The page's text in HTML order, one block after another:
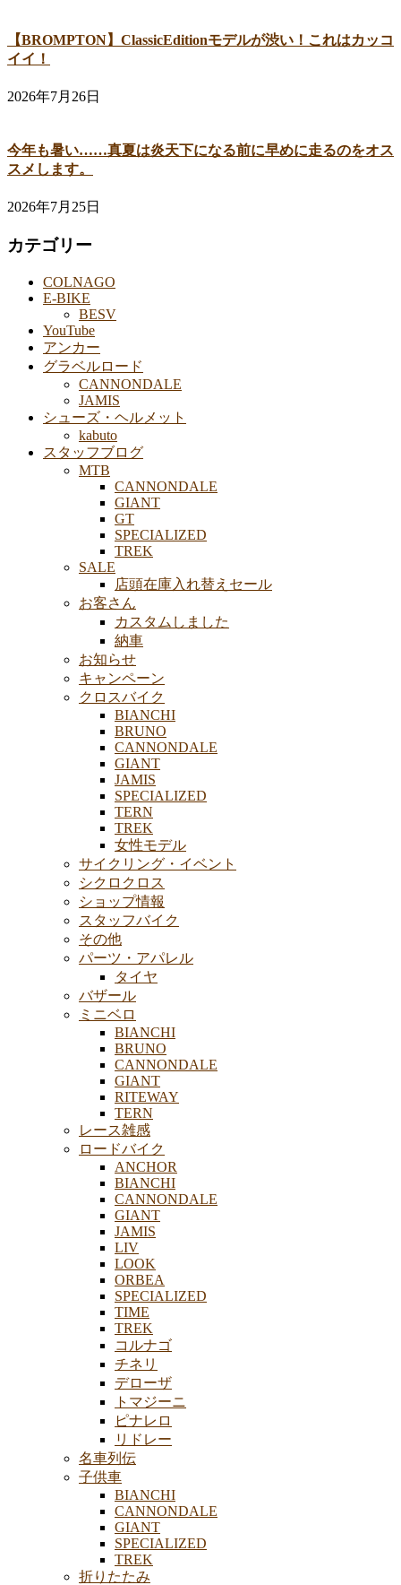
【BROMPTON】ClassicEditionモデルが渋い！これはカッコ
イイ！
2026年7月26日
今年も暑い……真夏は炎天下になる前に早めに走るのをオス
スメします。
2026年7月25日
カテゴリー
COLNAGO
E-BIKE
BESV
YouTube
アンカー
グラベルロード
CANNONDALE
JAMIS
シューズ・ヘルメット
kabuto
スタッフブログ
MTB
CANNONDALE
GIANT
GT
SPECIALIZED
TREK
SALE
店頭在庫入れ替えセール
お客さん
カスタムしました
納車
お知らせ
キャンペーン
クロスバイク
BIANCHI
BRUNO
CANNONDALE
GIANT
JAMIS
SPECIALIZED
TERN
TREK
女性モデル
サイクリング・イベント
シクロクロス
ショップ情報
スタッフバイク
その他
パーツ・アパレル
タイヤ
バザール
ミニベロ
BIANCHI
BRUNO
CANNONDALE
GIANT
RITEWAY
TERN
レース雑感
ロードバイク
ANCHOR
BIANCHI
CANNONDALE
GIANT
JAMIS
LIV
LOOK
ORBEA
SPECIALIZED
TIME
TREK
コルナゴ
チネリ
デローザ
トマジーニ
ピナレロ
リドレー
名車列伝
子供車
BIANCHI
CANNONDALE
GIANT
SPECIALIZED
TREK
折りたたみ